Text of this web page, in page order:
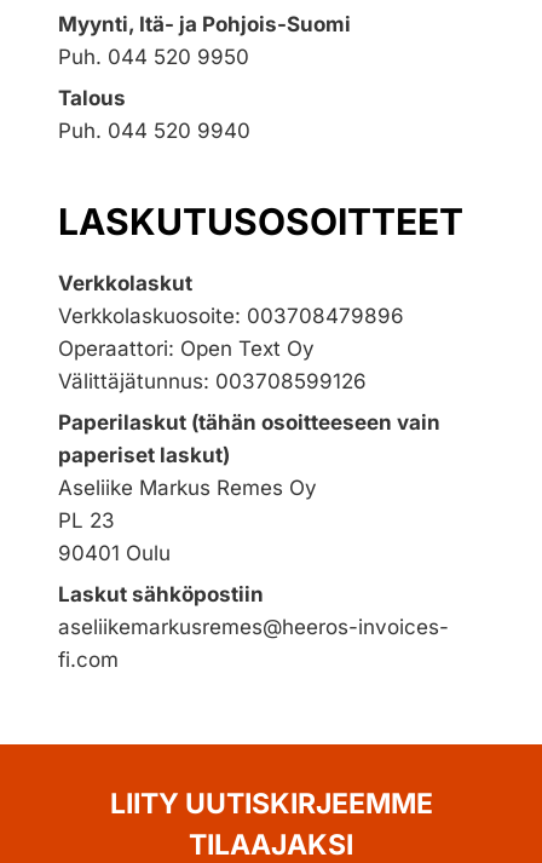
Myynti, Itä- ja Pohjois-Suomi
Puh. 044 520 9950
Talous
Puh. 044 520 9940
LASKUTUSOSOITTEET
Verkkolaskut
Verkkolaskuosoite: 003708479896
Operaattori: Open Text Oy
Välittäjätunnus: 003708599126
Paperilaskut (tähän osoitteeseen vain
paperiset laskut)
Aseliike Markus Remes Oy
PL 23
90401 Oulu
Laskut sähköpostiin
aseliikemarkusremes@heeros-invoices-
fi.com
LIITY UUTISKIRJEEMME
TILAAJAKSI